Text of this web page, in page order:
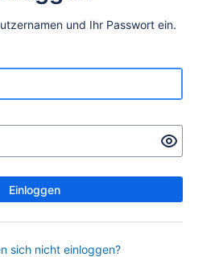
und Ihr Passwort ein.
Einloggen
sich nicht einloggen?